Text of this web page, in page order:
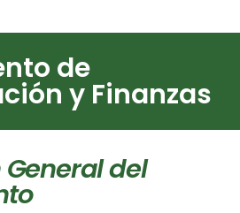
de
y Finanzas
del